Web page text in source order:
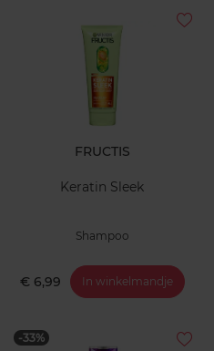
FRUCTIS
Keratin Sleek
Shampoo
€ 6,99 In winkelmandje
-33%